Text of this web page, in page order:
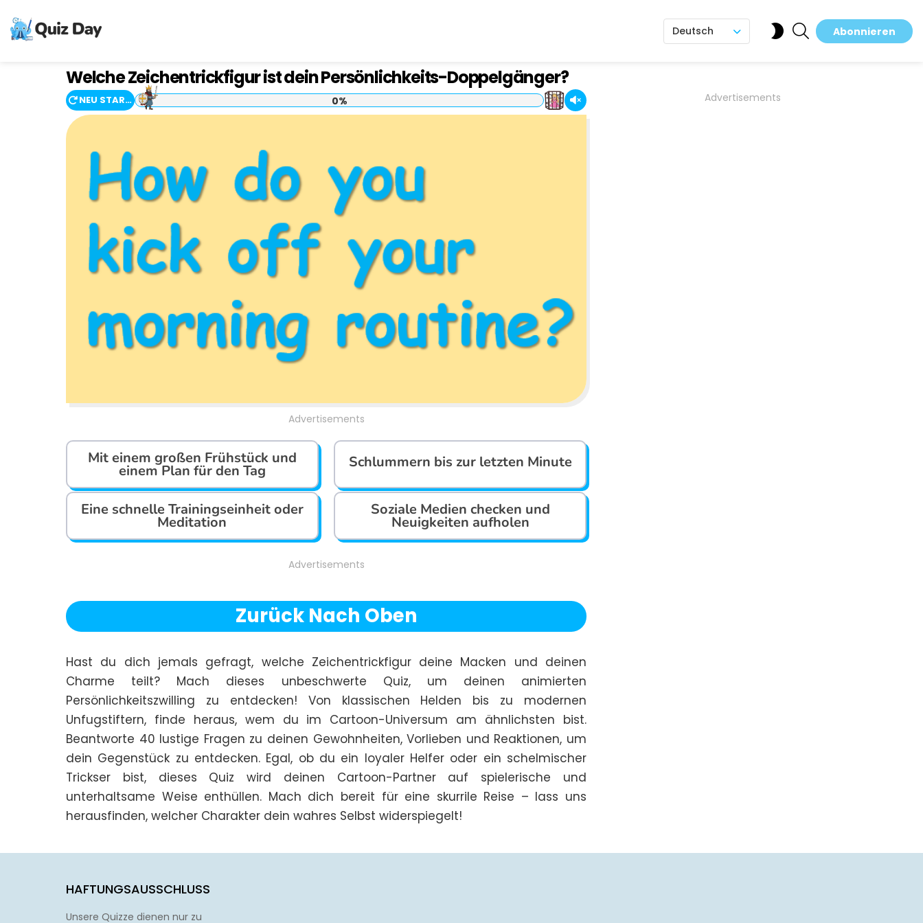
Deutsch
SWITCHSEARCH
Abonnieren
Welche Zeichentrickfigur ist dein Persönlichkeits-Doppelgänger?
NEU STARTEN 0%
Advertisements
Mit einem großen Frühstück und
einem Plan für den Tag Schlummern bis zur letzten Minute
Eine schnelle Trainingseinheit oder
Meditation
Soziale Medien checken und
Neuigkeiten aufholen
Advertisements
Zurück Nach Oben
Hast du dich jemals gefragt, welche Zeichentrickfigur deine Macken und deinen
Charme teilt? Mach dieses unbeschwerte Quiz, um deinen animierten
Persönlichkeitszwilling zu entdecken! Von klassischen Helden bis zu modernen
Unfugstiftern, finde heraus, wem du im Cartoon-Universum am ähnlichsten bist.
Beantworte 40 lustige Fragen zu deinen Gewohnheiten, Vorlieben und Reaktionen, um
dein Gegenstück zu entdecken. Egal, ob du ein loyaler Helfer oder ein schelmischer
Trickser bist, dieses Quiz wird deinen Cartoon-Partner auf spielerische und
unterhaltsame Weise enthüllen. Mach dich bereit für eine skurrile Reise – lass uns
herausfinden, welcher Charakter dein wahres Selbst widerspiegelt!
Advertisements
HAFTUNGSAUSSCHLUSS
Unsere Quizze dienen nur zu